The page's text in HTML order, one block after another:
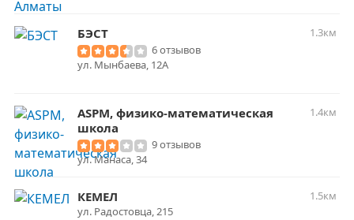
БЭСТ
1.3км
6 отзывов
ул. Мынбаева, 12А
ASPM, физико-математическая
школа
1.4км
9 отзывов
​ул. Манаса, 34
КЕМЕЛ
1.5км
ул. Радостовца, 215